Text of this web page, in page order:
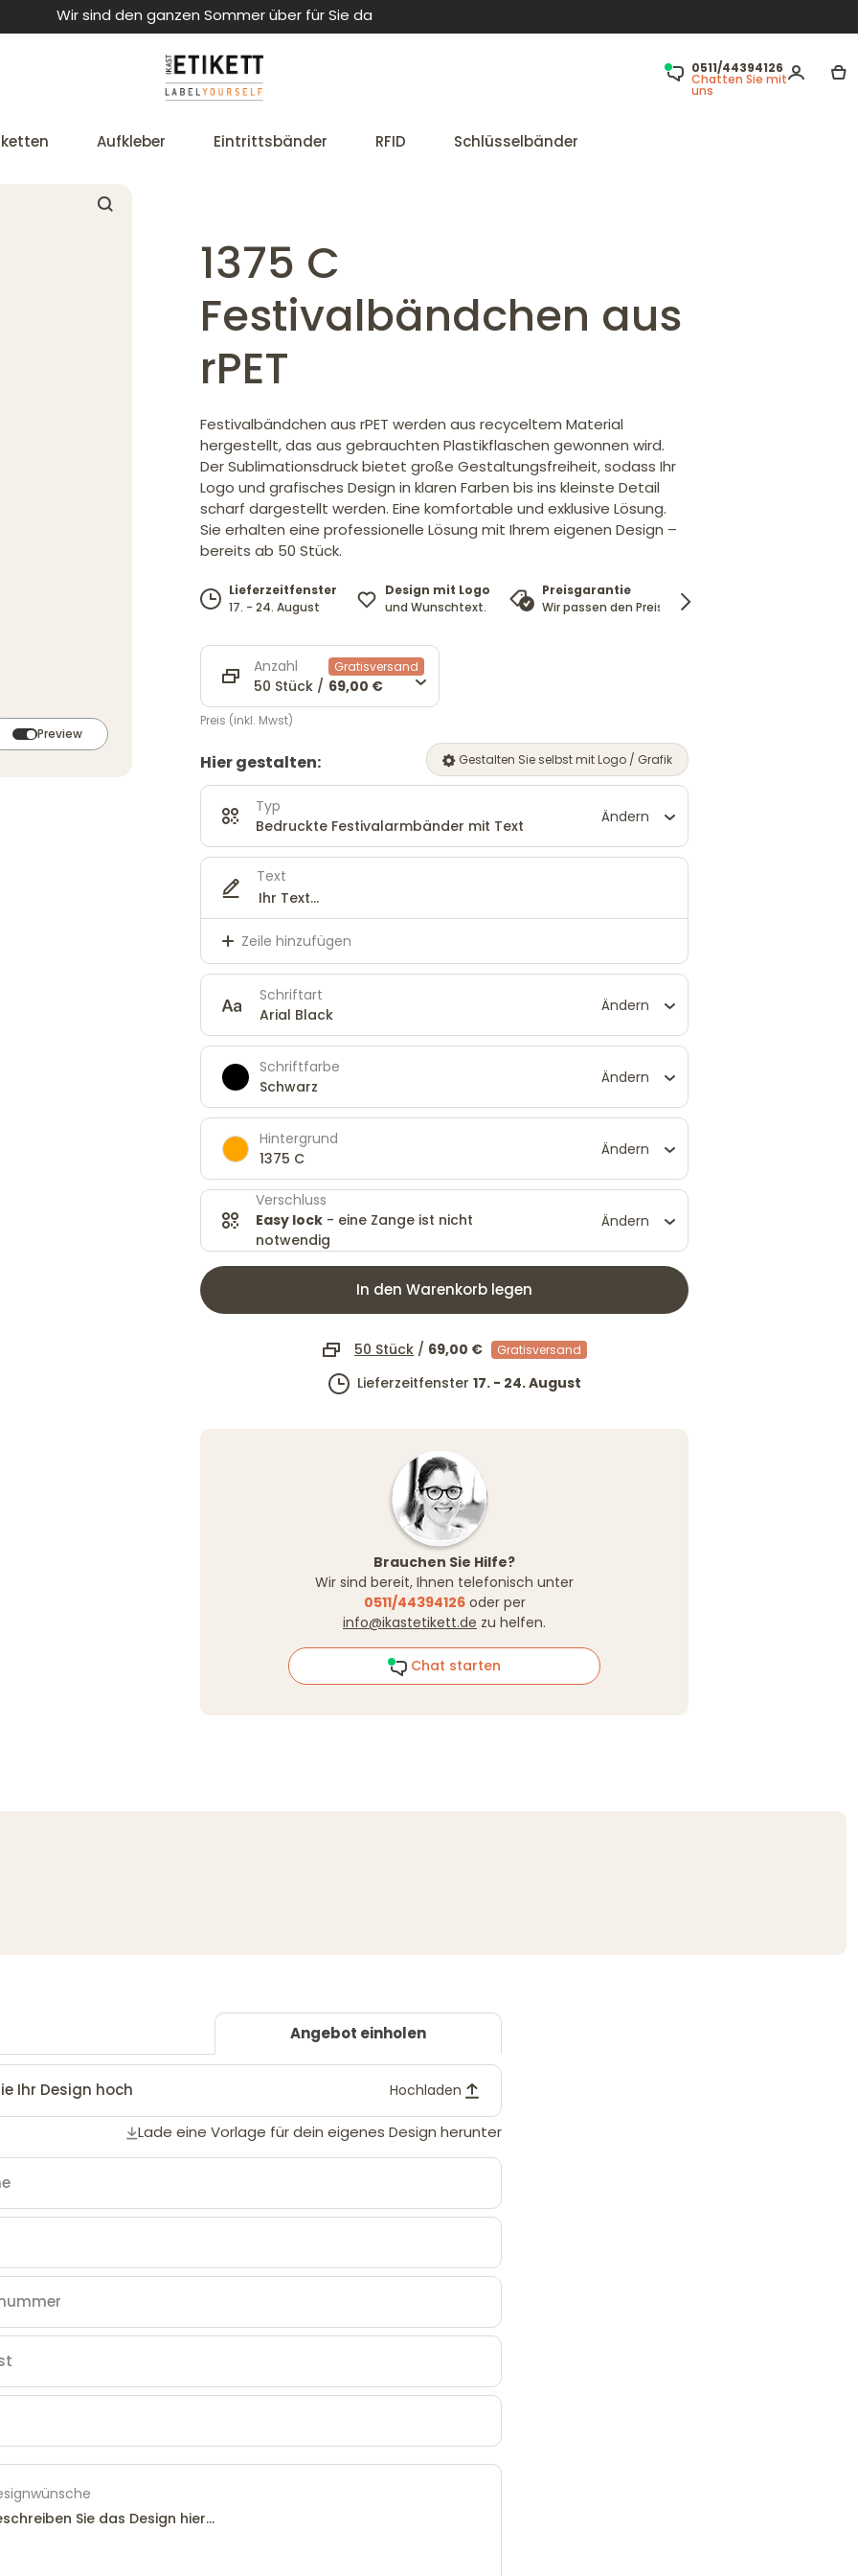
Wir sind den ganzen Sommer über für Sie da
0511/44394126
Chatten Sie mit
uns
Aufkleber Eintrittsbänder RFID Schlüsselbänder
Preview
1375 C
Festivalbändchen aus
rPET
Festivalbändchen aus rPET werden aus recyceltem Material
hergestellt, das aus gebrauchten Plastikflaschen gewonnen wird.
Der Sublimationsdruck bietet große Gestaltungsfreiheit, sodass Ihr
Logo und grafisches Design in klaren Farben bis ins kleinste Detail
scharf dargestellt werden. Eine komfortable und exklusive Lösung.
Sie erhalten eine professionelle Lösung mit Ihrem eigenen Design –
bereits ab 50 Stück.
Lieferzeitfenster
17. - 24. August
Design mit Logo
und Wunschtext.
Preisgarantie
Wir passen den Preis an
Anzahl
50 Stück /
Gratisversand
69,00 €
Preis (inkl. Mwst)
Hier gestalten: Gestalten Sie selbst mit Logo / Grafik
Typ
Bedruckte Festivalarmbänder mit Text
Ändern
Text
Zeile hinzufügen
Schriftart
Arial Black
Ändern
Schriftfarbe
Schwarz
Ändern
Hintergrund
1375 C
Ändern
Verschluss
Easy lock - eine Zange ist nicht
notwendig
Ändern
In den Warenkorb legen
50 Stück / 69,00 € Gratisversand
Lieferzeitfenster 17. - 24. August
Brauchen Sie Hilfe?
Wir sind bereit, Ihnen telefonisch unter
0511/44394126oder per
info@ikastetikett.de zu helfen.
Chat starten
Angebot einholen
Ihr Design hoch Hochladen
Lade eine Vorlage für dein eigenes Design herunter